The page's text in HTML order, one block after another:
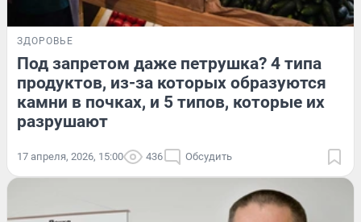
ЗДОРОВЬЕ
Под запретом даже петрушка? 4 типа
продуктов, из-за которых образуются
камни в почках, и 5 типов, которые их
разрушают
17 апреля, 2026, 15:00 436 Обсудить